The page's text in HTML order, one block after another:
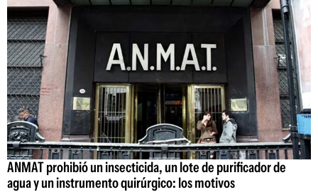
ANMAT prohibió un insecticida, un lote de purificador de
agua y un instrumento quirúrgico: los motivos